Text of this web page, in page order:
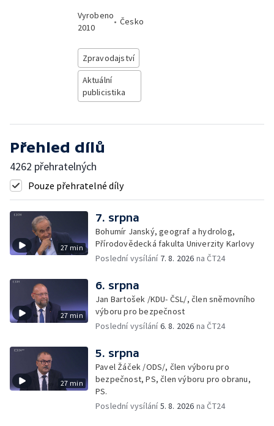
Vyrobeno
2010
• Česko
Zpravodajství
Aktuální
publicistika
Přehled dílů
4262 přehratelných
Pouze přehratelné díly
27 min
7. srpna
Bohumír Janský, geograf a hydrolog,
Přírodovědecká fakulta Univerzity Karlovy
Poslední vysílání 7. 8. 2026 na ČT24
27 min
6. srpna
Jan Bartošek /KDU- ČSL/, člen sněmovního
výboru pro bezpečnost
Poslední vysílání6. 8. 2026 na ČT24
27 min
5. srpna
Pavel Žáček /ODS/, člen výboru pro
bezpečnost, PS, člen výboru pro obranu,
PS.
Poslední vysílání5. 8. 2026 na ČT24